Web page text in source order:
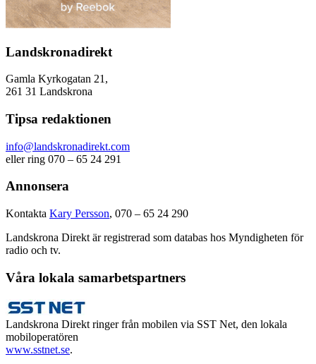
Landskronadirekt
Gamla Kyrkogatan 21,
261 31 Landskrona
Tipsa redaktionen
info@landskronadirekt.com
eller ring 070 – 65 24 291
Annonsera
Kontakta Kary Persson, 070 – 65 24 290
Landskrona Direkt är registrerad som databas hos Myndigheten för
radio och tv.
Våra lokala samarbetspartners
Landskrona Direkt ringer från mobilen via SST Net, den lokala
mobiloperatören
www.sstnet.se.